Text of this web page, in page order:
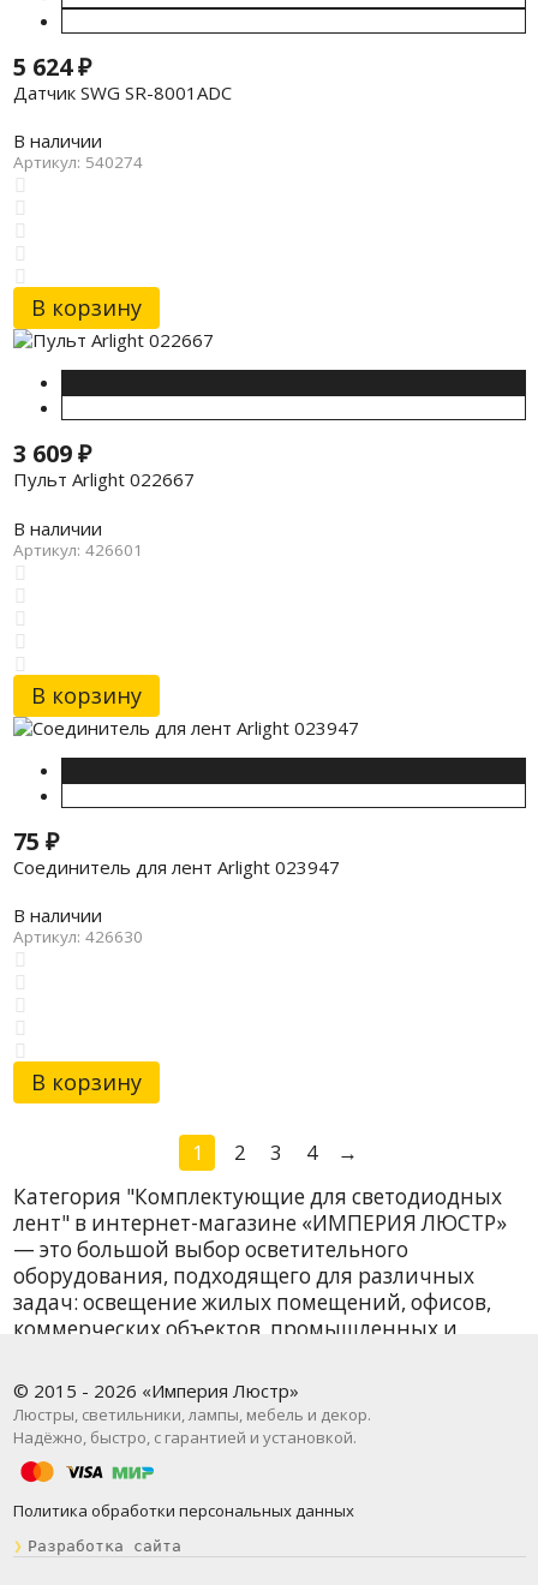
5 624₽
Датчик SWG SR-8001ADC
В наличии
Артикул: 540274
В корзину
3 609₽
Пульт Arlight 022667
В наличии
Артикул: 426601
В корзину
75 ₽
Соединитель для лент Arlight 023947
В наличии
Артикул: 426630
В корзину
1 2 3 4
→
Категория "Комплектующие для светодиодных
лент" в интернет-магазине «ИМПЕРИЯ ЛЮСТР»
— это большой выбор осветительного
оборудования, подходящего для различных
задач: освещение жилых помещений, офисов,
коммерческих объектов, промышленных и
базовые модели, так и дизайнерские решения от
проверенных брендов. В наличии более 86
наименований — и всё это с быстрой доставкой
по Москве и всей России.
Комплектующие для светодиодных лент
ленты › Драйверы. Минимальная цена на товар
© 2015 - 2026 «Империя Люстр»
Люстры, светильники, лампы, мебель и декор.
Надёжно, быстро, с гарантией и установкой.
Политика обработки персональных данных
❯ Разработка сайта